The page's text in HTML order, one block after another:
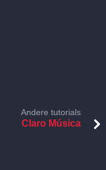
Andere tutorials
Claro Música